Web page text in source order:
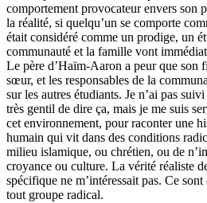
comportement provocateur envers son
la réalité, si quelquʼun se comporte
était considéré comme un prodige, un
communauté et la famille vont
Le père dʼHaïm-Aaron a peur que son
sœur, et les responsables de la
sur les autres étudiants. Je nʼai pas
très gentil de dire ça, mais je me suis
cet environnement, pour raconter une
humain qui vit dans des conditions
milieu islamique, ou chrétien, ou de
croyance ou culture. La vérité réaliste
spécifique ne mʼintéressait pas. Ce
tout groupe radical.